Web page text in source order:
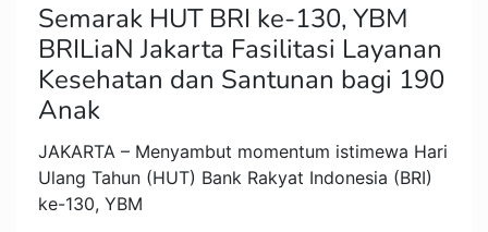
Semarak HUT BRI ke-130, YBM
BRILiaN Jakarta Fasilitasi Layanan
Kesehatan dan Santunan bagi 190
Anak
JAKARTA – Menyambut momentum istimewa Hari
Ulang Tahun (HUT) Bank Rakyat Indonesia (BRI)
ke-130, YBM